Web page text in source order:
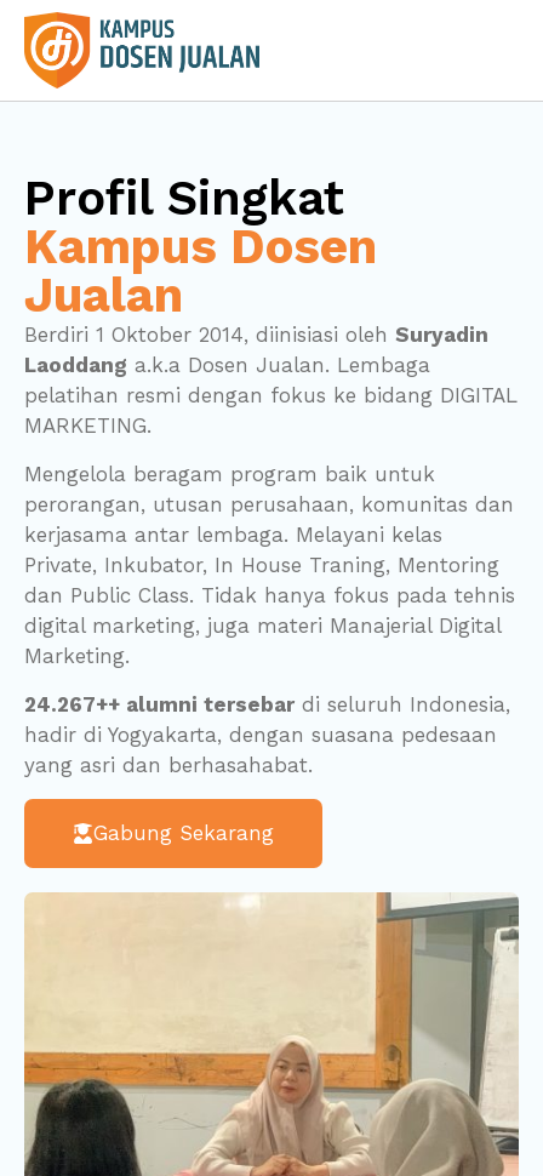
Profil Singkat
Kampus Dosen
Jualan
Berdiri 1 Oktober 2014, diinisiasi oleh Suryadin
Laoddang a.k.a Dosen Jualan. Lembaga
pelatihan resmi dengan fokus ke bidang DIGITAL
MARKETING.
Mengelola beragam program baik untuk
perorangan, utusan perusahaan, komunitas dan
kerjasama antar lembaga. Melayani kelas
Private, Inkubator, In House Traning, Mentoring
dan Public Class. Tidak hanya fokus pada tehnis
digital marketing, juga materi Manajerial Digital
Marketing.
24.267++ alumni tersebar di seluruh Indonesia,
hadir di Yogyakarta, dengan suasana pedesaan
yang asri dan berhasahabat.
Gabung Sekarang